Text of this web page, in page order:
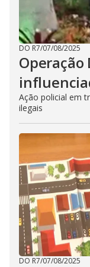
DO R7/07/08/2025
Ação policial em
ilegais
DO R7/07/08/2025